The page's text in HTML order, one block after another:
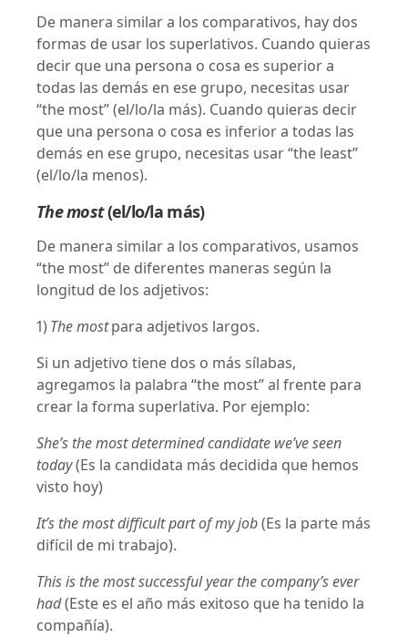
De manera similar a los comparativos, hay dos
formas de usar los superlativos. Cuando quieras
decir que una persona o cosa es superior a
todas las demás en ese grupo, necesitas usar
“the most” (el/lo/la más). Cuando quieras decir
que una persona o cosa es inferior a todas las
demás en ese grupo, necesitas usar “the least”
(el/lo/la menos).
The most(el/lo/la más)
De manera similar a los comparativos, usamos
“the most” de diferentes maneras según la
longitud de los adjetivos:
1) The mostpara adjetivos largos.
Si un adjetivo tiene dos o más sílabas,
agregamos la palabra “the most” al frente para
crear la forma superlativa. Por ejemplo:
She’s the most determined candidate we’ve seen
today(Es la candidata más decidida que hemos
visto hoy)
It’s the most difficult part of my job(Es la parte más
difícil de mi trabajo).
This is the most successful year the company’s ever
had(Este es el año más exitoso que ha tenido la
compañía).